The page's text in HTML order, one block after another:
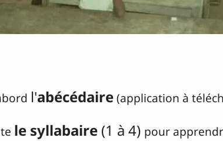
l'abécédaire(application à
le syllabaire (1 à 4) pour